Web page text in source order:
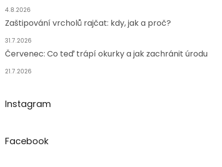
4.8.2026
Zaštipování vrcholů rajčat: kdy, jak a proč?
31.7.2026
Červenec: Co teď trápí okurky a jak zachránit úrodu
21.7.2026
Instagram
Facebook